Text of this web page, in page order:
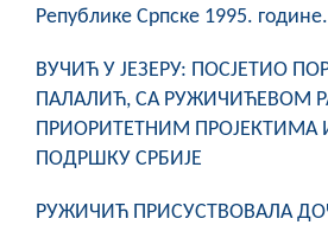
Заштита од пожара
COVID 19
Геоистраживања
Републике Српске 1995. године.
ВУЧИЋ У ЈЕЗЕРУ: ПОСЈЕТИО
ПАЛАЛИЋ, СА РУЖИЧИЋЕВОМ
ПРИОРИТЕТНИМ ПРОЈЕКТИМА
ПОДРШКУ СРБИЈЕ
РУЖИЧИЋ ПРИСУСТВОВАЛА